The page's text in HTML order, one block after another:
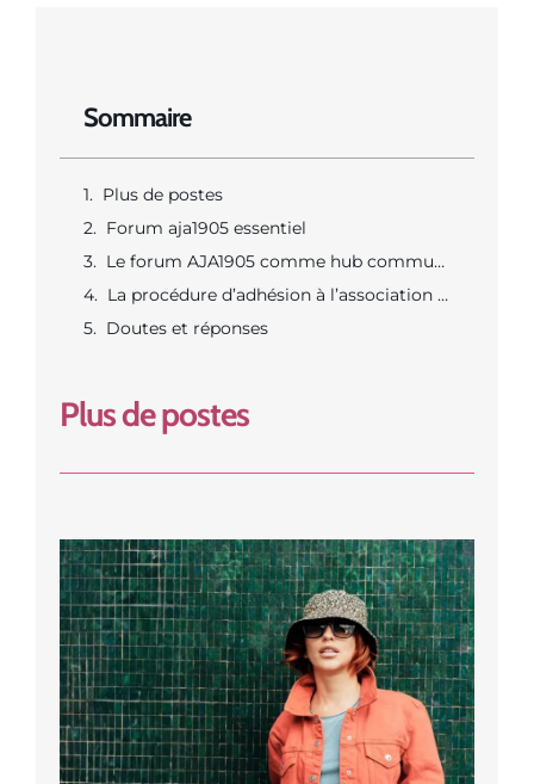
Sommaire
Plus de postes
Forum aja1905 essentiel
Le forum AJA1905 comme hub communautaire pour accéder aux discussions et ressources
La procédure d’adhésion à l’association AJA-1905 et les moyens concrets de soutien
Doutes et réponses
Plus de postes